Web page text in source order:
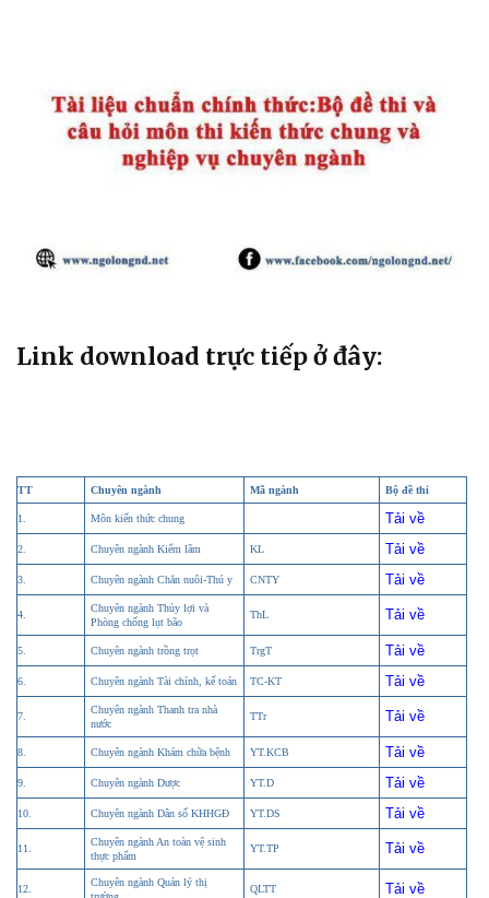
Link download trực tiếp ở đây:
TT Chuyên ngành Mã ngành Bộ đề thi
1. Môn kiến thức chung Tải về
2. Chuyên ngành Kiểm lâm KL Tải về
3. Chuyên ngành Chăn nuôi-Thú y CNTY Tải về
4.
Chuyên ngành Thủy lợi và
Phòng chống lụt bão
ThL Tải về
5. Chuyên ngành trồng trọt TrgT Tải về
6. Chuyên ngành Tài chính, kế toán TC-KT Tải về
7.
Chuyên ngành Thanh tra nhà
nước
TTr Tải về
8. Chuyên ngành Khám chữa bệnh YT.KCB Tải về
9. Chuyên ngành Dược YT.D Tải về
10. Chuyên ngành Dân số KHHGĐ YT.DS Tải về
11.
Chuyên ngành An toàn vệ sinh
thực phẩm
YT.TP Tải về
12.
Chuyên ngành Quản lý thị
QLTT Tải về